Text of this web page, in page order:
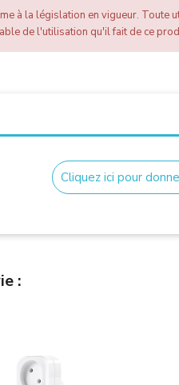
à la législation en vigueur.
de l'utilisation qu'il fait de ce
Cliquez ici pour
: